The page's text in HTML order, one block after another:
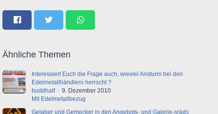
Ähnliche Themen
Interessiert Euch die Frage auch, wieviel Ansturm bei den
Edelmetallhändlern herrscht ?
buddhalf
9. Dezember 2010
Mit Edelmetallbezug
Gelaber und Gemecker in den Angebots- und Galerie-sräds